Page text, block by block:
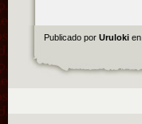
Publicado por Uruloki en